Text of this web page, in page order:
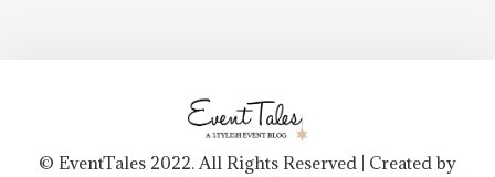
© EventTales 2022. All Rights Reserved | Created by